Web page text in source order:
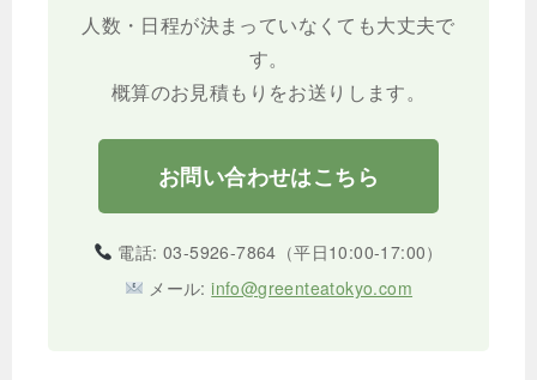
人数・日程が決まっていなくても大丈夫で
す。
概算のお見積もりをお送りします。
お問い合わせはこちら
電話: 03-5926-7864（平日10:00-17:00）
メール:info@greenteatokyo.com